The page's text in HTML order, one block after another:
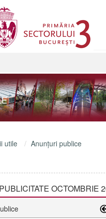
utile
Anunţuri publice
OCTOMBRIE